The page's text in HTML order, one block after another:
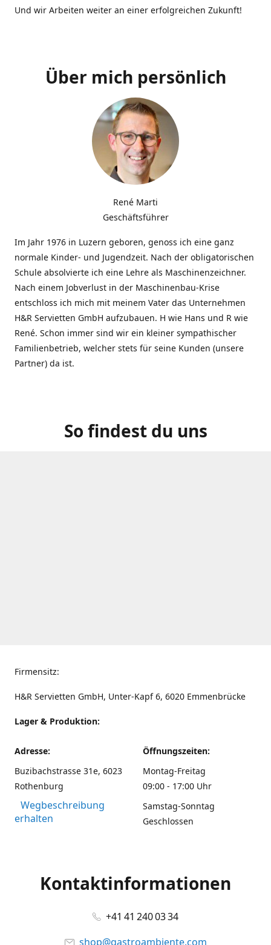
Und wir Arbeiten weiter an einer erfolgreichen Zukunft!
Über mich persönlich
René Marti
Geschäftsführer
Im Jahr 1976 in Luzern geboren, genoss ich eine ganz
normale Kinder- und Jugendzeit. Nach der obligatorischen
Schule absolvierte ich eine Lehre als Maschinenzeichner.
Nach einem Jobverlust in der Maschinenbau-Krise
entschloss ich mich mit meinem Vater das Unternehmen
H&R Servietten GmbH aufzubauen. H wie Hans und R wie
René. Schon immer sind wir ein kleiner sympathischer
Familienbetrieb, welcher stets für seine Kunden (unsere
Partner) da ist.
So findest du uns
Firmensitz:
H&R Servietten GmbH, Unter-Kapf 6, 6020 Emmenbrücke
Lager & Produktion:
Adresse:
Buzibachstrasse 31e, 6023
Rothenburg
Wegbeschreibung
erhalten
Öffnungszeiten:
Montag-Freitag
09:00 - 17:00 Uhr
Samstag-Sonntag
Geschlossen
Kontaktinformationen
+41 41 240 03 34
shop@gastroambiente.com